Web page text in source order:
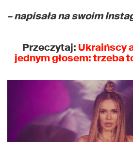
– napisała na swoim
Przeczytaj: Ukraińscy
jednym głosem: trzeba